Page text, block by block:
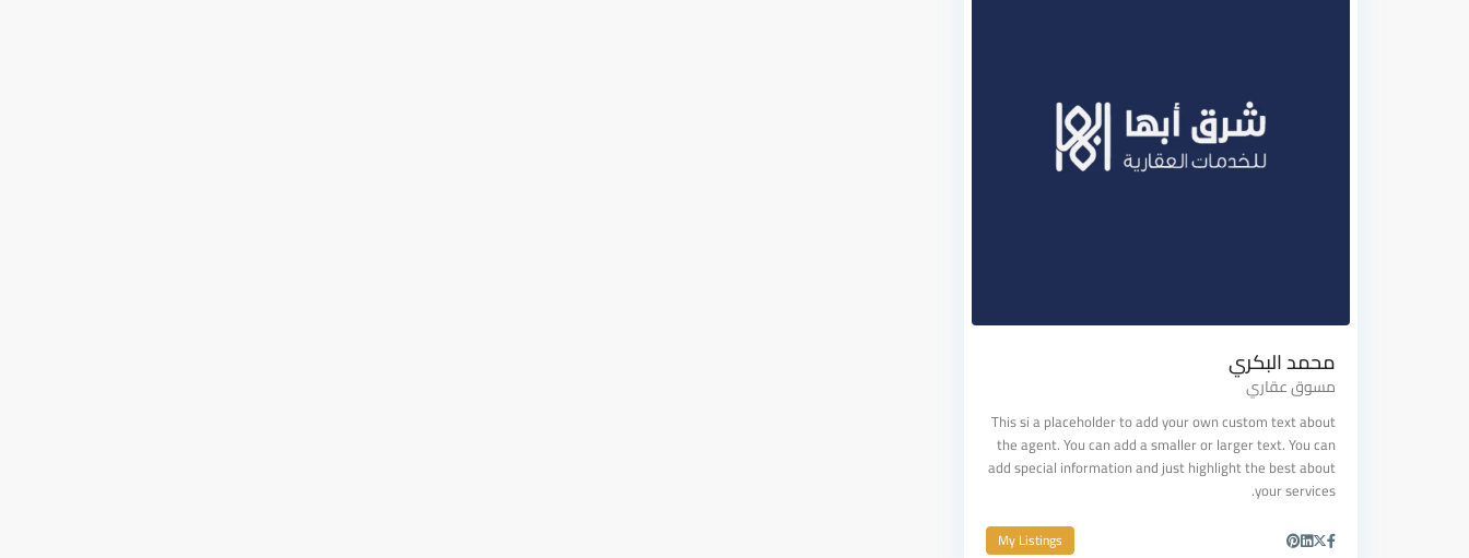
محمد البكري
مسوق عقاري
This si a placeholder to add your own custom text about
the agent. You can add a smaller or larger text. You can
add special information and just highlight the best about
your services.
My Listings